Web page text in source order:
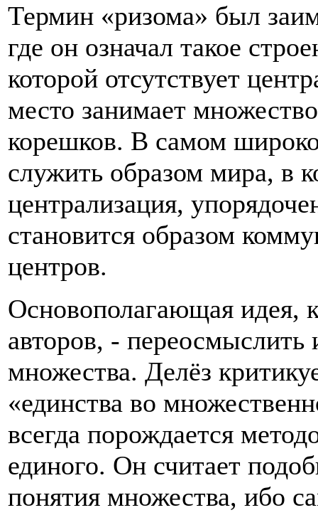
Термин «ризома» был
где он означал такое
которой отсутствует
место занимает
корешков. В самом
служить образом мира, в
централизация,
становится образом
центров.
Основополагающая идея,
авторов, - переосмыслить
множества. Делёз
«единства во
всегда порождается
единого. Он считает
понятия множества, ибо